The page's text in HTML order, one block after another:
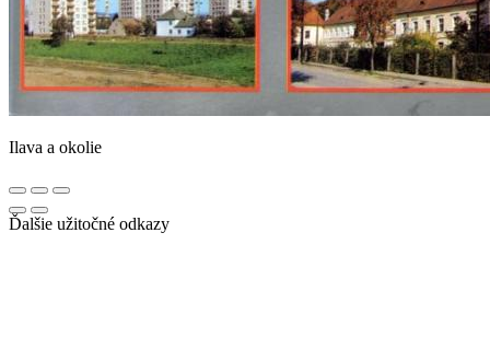
Ilava a okolie
Ďalšie užitočné odkazy